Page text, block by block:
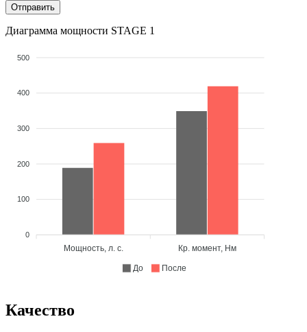
Диаграмма мощности STAGE 1
500
400
300
200
100
0
Мощность, л. с. Кр. момент, Нм
До После
Качество